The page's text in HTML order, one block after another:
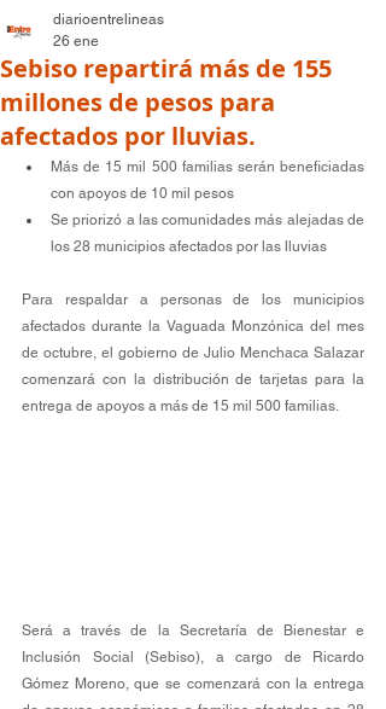
Sebiso repartirá más de 155
millones de pesos para
afectados por lluvias.
diarioentrelineas
26 ene
Más de 15 mil 500 familias serán beneficiadas
con apoyos de 10 mil pesos
Se priorizó a las comunidades más alejadas de
los 28 municipios afectados por las lluvias
Para respaldar a personas de los municipios
afectados durante la Vaguada Monzónica del mes
de octubre, el gobierno de Julio Menchaca Salazar
comenzará con la distribución de tarjetas para la
entrega de apoyos a más de 15 mil 500 familias.
Será a través de la Secretaría de Bienestar e
Inclusión Social (Sebiso), a cargo de Ricardo
Gómez Moreno, que se comenzará con la entrega